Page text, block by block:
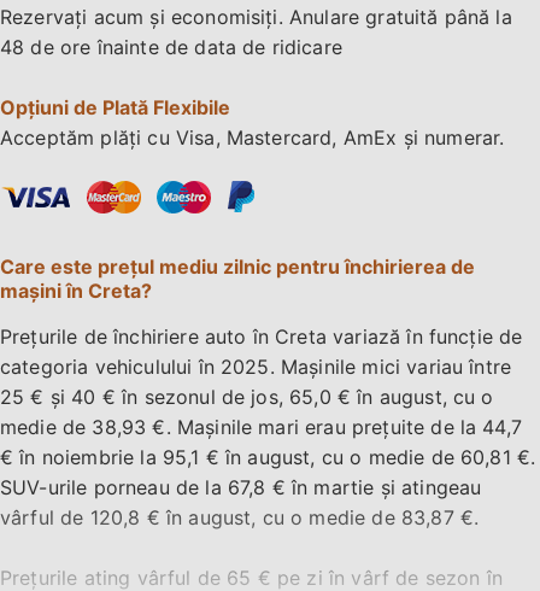
Rezervați acum și economisiți. Anulare gratuită până la
48 de ore înainte de data de ridicare
Opțiuni de Plată Flexibile
Acceptăm plăți cu Visa, Mastercard, AmEx și numerar.
Care este prețul mediu zilnic pentru închirierea de
mașini în Creta?
Prețurile de închiriere auto în Creta variază în funcție de
categoria vehiculului în 2025. Mașinile mici variau între
25 € și 40 € în sezonul de jos, 65,0 € în august, cu o
medie de 38,93 €. Mașinile mari erau prețuite de la 44,7
€ în noiembrie la 95,1 € în august, cu o medie de 60,81 €.
SUV-urile porneau de la 67,8 € în martie și atingeau
vârful de 120,8 € în august, cu o medie de 83,87 €.
Prețurile ating vârful de 65 € pe zi în vârf de sezon în